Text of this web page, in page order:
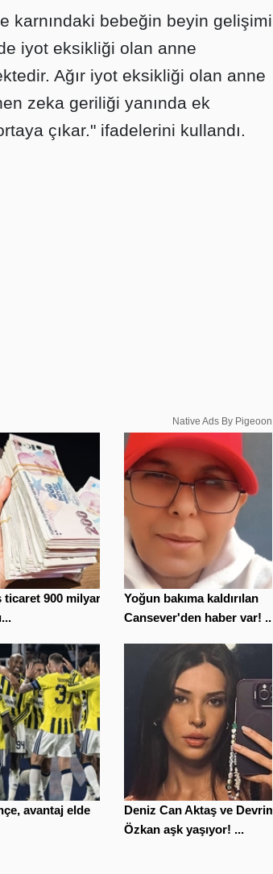
karnındaki bebeğin beyin gelişimi
iyot eksikliği olan anne
Ağır iyot eksikliği olan anne
zeka geriliği yanında ek
çıkar." ifadelerini kullandı.
Native Ads By Pigeoon
ticaret 900 milyar
Yoğun bakıma kaldırılan
Cansever'den haber var! ...
avantaj elde
Deniz Can Aktaş ve Devrim
Özkan aşk yaşıyor! ...